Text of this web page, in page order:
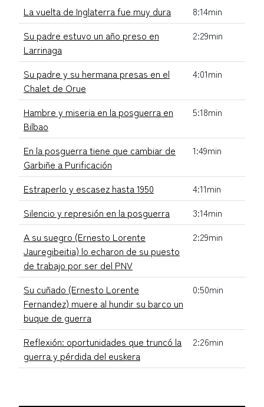
La vuelta de Inglaterra fue muy dura
8:14min
Su padre estuvo un año preso en
Larrinaga
2:29min
Su padre y su hermana presas en el
Chalet de Orue
4:01min
Hambre y miseria en la posguerra en
Bilbao
5:18min
En la posguerra tiene que cambiar de
Garbiñe a Purificación
1:49min
Estraperlo y escasez hasta 1950
4:11min
Silencio y represión en la posguerra
3:14min
A su suegro (Ernesto Lorente
Jauregibeitia) lo echaron de su puesto
de trabajo por ser del PNV
2:29min
Su cuñado (Ernesto Lorente
Fernandez) muere al hundir su barco un
buque de guerra
0:50min
Reflexión: oportunidades que truncó la
guerra y pérdida del euskera
2:26min